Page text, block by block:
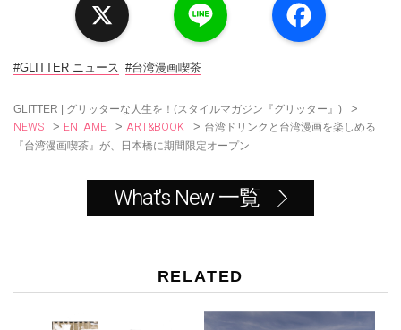
a
c
#GLITTER ニュース #台湾漫画喫茶
GLITTER | グリッターな人生を！(スタイルマガジン『グリッター』) >
NEWS > ENTAME > ART&BOOK > 台湾ドリンクと台湾漫画を楽しめる
『台湾漫画喫茶』が、日本橋に期間限定オープン
What's New 一覧
RELATED